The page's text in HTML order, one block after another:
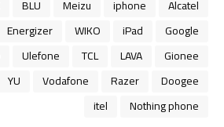
Alcatel
iphone
Meizu
BLU
Google
iPad
WIKO
Energizer
Gionee
LAVA
TCL
Ulefone
Doogee
Razer
Vodafone
YU
Nothing phone
itel